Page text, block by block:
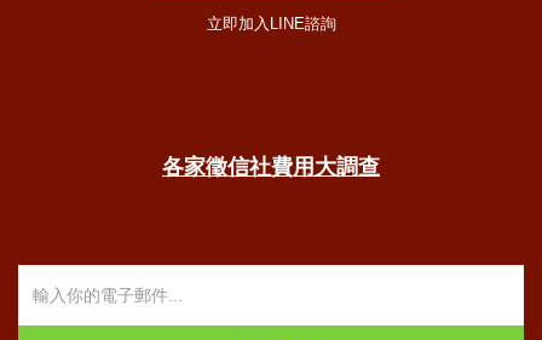
立即加入LINE諮詢
各家徵信社費用大調查